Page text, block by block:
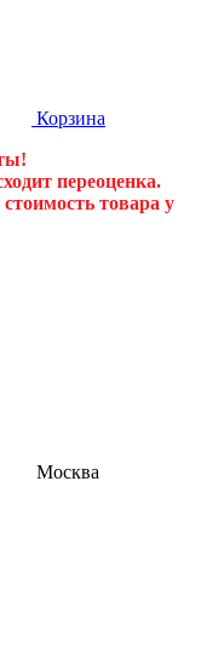
Корзина
переоценка.
товара у
Москва